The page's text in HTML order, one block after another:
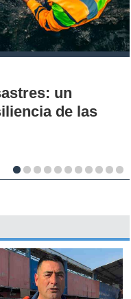
la Carrera de
su historia, hitos
del país